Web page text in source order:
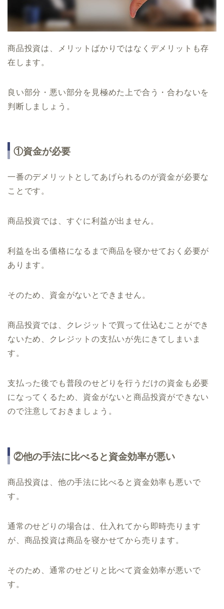
商品投資は、メリットばかりではなくデメリットも存
在します。
良い部分・悪い部分を見極めた上で合う・合わないを
判断しましょう。
①資金が必要
一番のデメリットとしてあげられるのが資金が必要な
ことです。
商品投資では、すぐに利益が出ません。
利益を出る価格になるまで商品を寝かせておく必要が
あります。
そのため、資金がないとできません。
商品投資では、クレジットで買って仕込むことができ
ないため、クレジットの支払いが先にきてしまいま
す。
支払った後でも普段のせどりを行うだけの資金も必要
になってくるため、資金がないと商品投資ができない
ので注意しておきましょう。
②他の手法に比べると資金効率が悪い
商品投資は、他の手法に比べると資金効率も悪いで
す。
通常のせどりの場合は、仕入れてから即時売ります
が、商品投資は商品を寝かせてから売ります。
そのため、通常のせどりと比べて資金効率が悪いで
す。